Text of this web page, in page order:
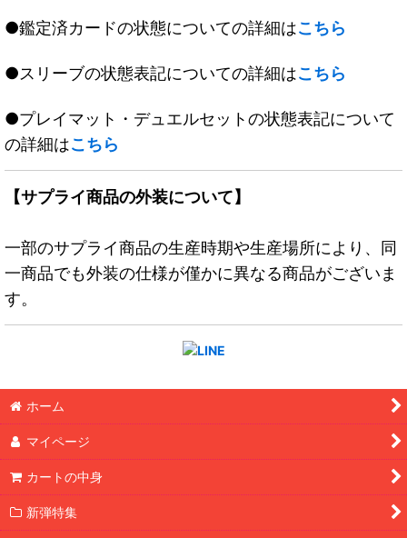
●鑑定済カードの状態についての詳細はこちら
●スリーブの状態表記についての詳細はこちら
●プレイマット・デュエルセットの状態表記について
の詳細はこちら
【サプライ商品の外装について】
一部のサプライ商品の生産時期や生産場所により、同
一商品でも外装の仕様が僅かに異なる商品がございま
す。
ホーム
マイページ
カートの中身
新弾特集